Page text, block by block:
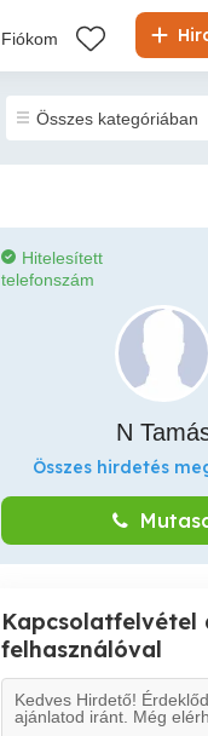
Fiókom
Hitelesített
telefonszám
N
Összes hirdetés
Kapcsolatfelvétel
felhasználóval